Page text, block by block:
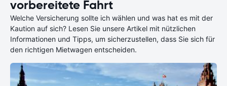
vorbereitete Fahrt
Welche Versicherung sollte ich wählen und was hat es mit der
Kaution auf sich? Lesen Sie unsere Artikel mit nützlichen
Informationen und Tipps, um sicherzustellen, dass Sie sich für
den richtigen Mietwagen entscheiden.